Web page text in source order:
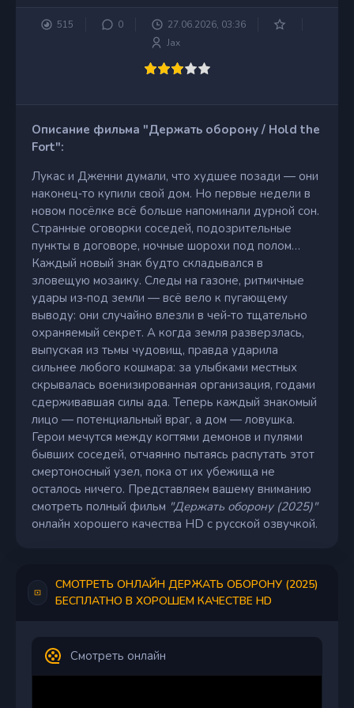
515 0
27.06.2026, 03:36
Jax
Описание фильма "Держать оборону / Hold the
Fort":
Лукас и Дженни думали, что худшее позади — они
наконец‑то купили свой дом. Но первые недели в
новом посёлке всё больше напоминали дурной сон.
Странные оговорки соседей, подозрительные
пункты в договоре, ночные шорохи под полом…
Каждый новый знак будто складывался в
зловещую мозаику. Следы на газоне, ритмичные
удары из‑под земли — всё вело к пугающему
выводу: они случайно влезли в чей‑то тщательно
охраняемый секрет. А когда земля разверзлась,
выпуская из тьмы чудовищ, правда ударила
сильнее любого кошмара: за улыбками местных
скрывалась военизированная организация, годами
сдерживавшая силы ада. Теперь каждый знакомый
лицо — потенциальный враг, а дом — ловушка.
Герои мечутся между когтями демонов и пулями
бывших соседей, отчаянно пытаясь распутать этот
смертоносный узел, пока от их убежища не
осталось ничего. Представляем вашему вниманию
смотреть полный фильм "Держать оборону (2025)"
онлайн хорошего качества HD с русской озвучкой.
СМОТРЕТЬ ОНЛАЙН ДЕРЖАТЬ ОБОРОНУ (2025)
БЕСПЛАТНО В ХОРОШЕМ КАЧЕСТВЕ HD
Смотреть онлайн